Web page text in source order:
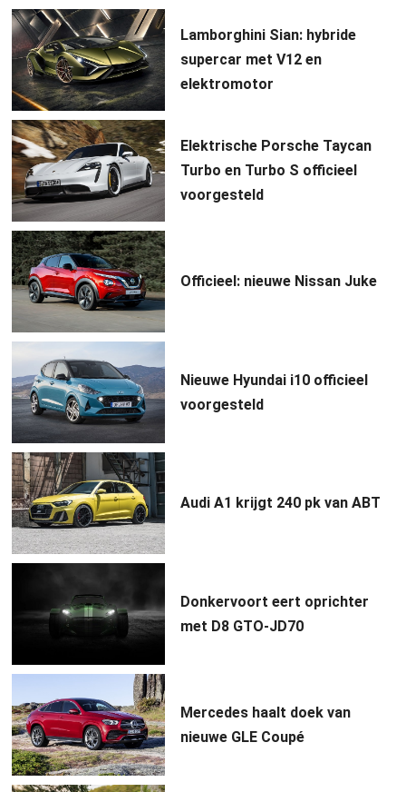
Lamborghini Sian: hybride
supercar met V12 en
elektromotor
Elektrische Porsche Taycan
Turbo en Turbo S officieel
voorgesteld
Officieel: nieuwe Nissan Juke
Nieuwe Hyundai i10 officieel
voorgesteld
Audi A1 krijgt 240 pk van ABT
Donkervoort eert oprichter
met D8 GTO-JD70
Mercedes haalt doek van
nieuwe GLE Coupé